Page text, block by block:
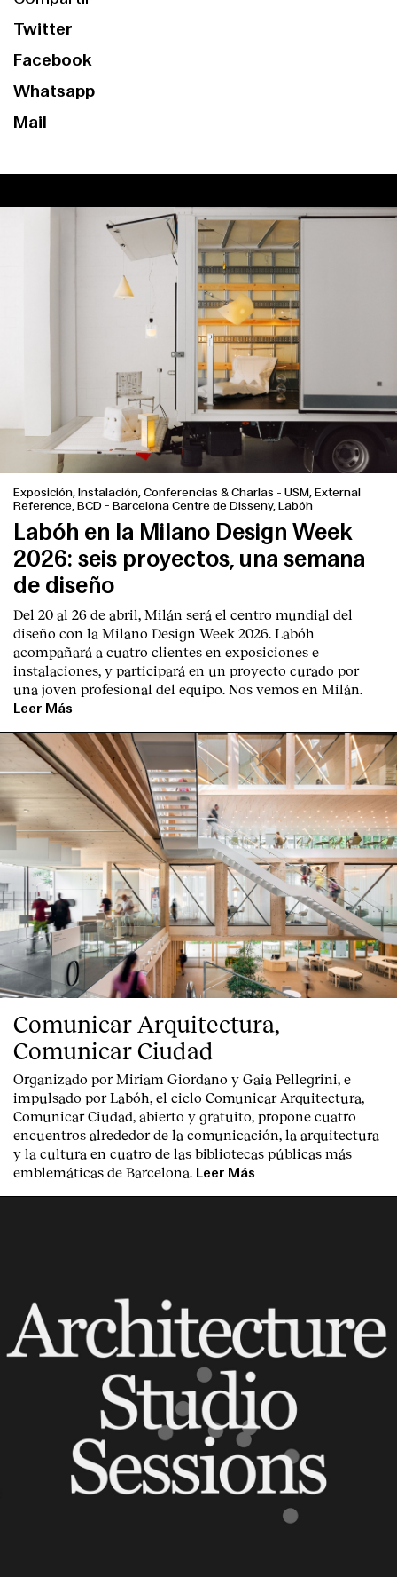
Twitter
Facebook
Whatsapp
Mail
Exposición, Instalación, Conferencias & Charlas - USM, External
Reference, BCD - Barcelona Centre de Disseny, Labóh
Labóh en la Milano Design Week
2026: seis proyectos, una semana
de diseño
Del 20 al 26 de abril, Milán será el centro mundial del
diseño con la Milano Design Week 2026. Labóh
acompañará a cuatro clientes en exposiciones e
instalaciones, y participará en un proyecto curado por
una joven profesional del equipo. Nos vemos en Milán.
Leer Más
Comunicar Arquitectura,
Comunicar Ciudad
Organizado por Miriam Giordano y Gaia Pellegrini, e
impulsado por Labóh, el ciclo Comunicar Arquitectura,
Comunicar Ciudad, abierto y gratuito, propone cuatro
encuentros alrededor de la comunicación, la arquitectura
y la cultura en cuatro de las bibliotecas públicas más
emblemáticas de Barcelona. Leer Más